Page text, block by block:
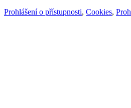
Prohlášení o přístupnosti, Cookies,